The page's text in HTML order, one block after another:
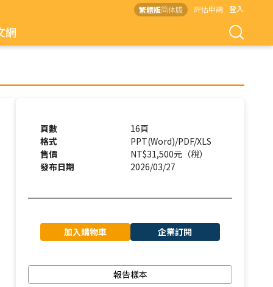
繁體版简体版 評估申請 登入
網
頁數
16頁
格式
PPT(Word)/PDF/XLS
售價
NT$31,500元（稅）
發布日期
2026/03/27
加入購物車 企業訂閱
報告樣本